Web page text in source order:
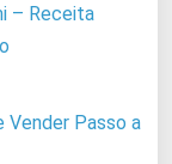
– Receita
Vender Passo a